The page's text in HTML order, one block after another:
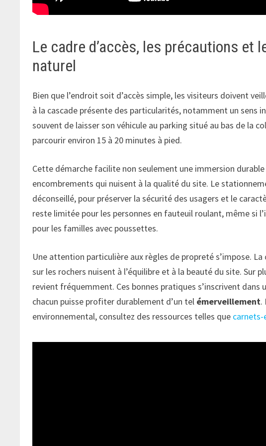
Le cadre d’accès, les précautions et
naturel
Bien que l’endroit soit d’accès simple, les visiteurs doivent
à la cascade présente des particularités, notamment un sens
souvent de laisser son véhicule au parking situé au bas de la
parcourir environ 15 à 20 minutes à pied.
Cette démarche facilite non seulement une immersion durable
encombrements qui nuisent à la qualité du site. Le
déconseillé, pour préserver la sécurité des usagers et le
reste limitée pour les personnes en fauteuil roulant, même si
pour les familles avec poussettes.
Une attention particulière aux règles de propreté s’impose.
sur les rochers nuisent à l’équilibre et à la beauté du site. Sur
revient fréquemment. Ces bonnes pratiques s’inscrivent dans
chacun puisse profiter durablement d’un tel émerveillement.
environnemental, consultez des ressources telles que